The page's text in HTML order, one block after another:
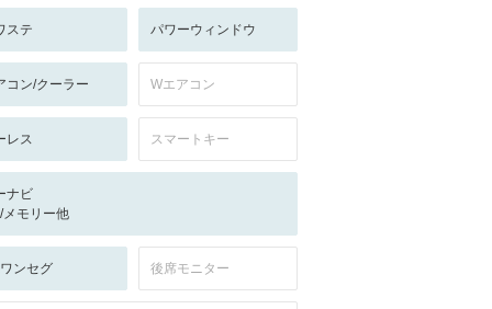
ステ パワーウィンドウ
コン/クーラー Wエアコン
レス スマートキー
ナビ
メモリー他
ンセグ 後席モニター